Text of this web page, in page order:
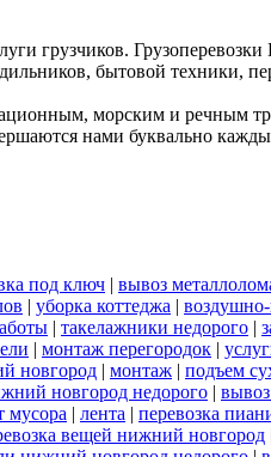
грузчиков.
бытовой техники,
морским и речным
нами буквально
под ключ | вывоз
| уборка коттеджа | воздушно-
| такелажники недорого |
| монтаж перегородок |
новгород | монтаж | подъем
новгород недорого |
мусора | лента | перевозка
вещей нижний новгород